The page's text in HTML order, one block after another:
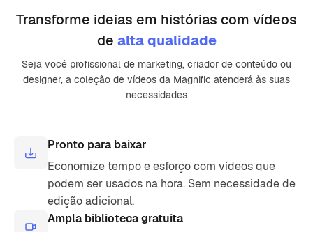
Transforme ideias em histórias com vídeos
de alta qualidade
Seja você profissional de marketing, criador de conteúdo ou
designer, a coleção de vídeos da Magnific atenderá às suas
necessidades
Pronto para baixar
Economize tempo e esforço com vídeos que
podem ser usados ​​na hora. Sem necessidade de
edição adicional.
Ampla biblioteca gratuita